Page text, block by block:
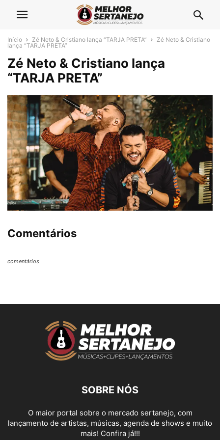
Início Zé Neto & Cristiano lança “TARJA PRETA”
Zé Neto & Cristiano
lança “TARJA PRETA”
Zé Neto & Cristiano lança
“TARJA PRETA”
Comentários
comentários
SOBRE NÓS
O maior portal sobre o mercado sertanejo, com
lançamento de artistas, músicas, agenda de shows e muito
mais! Confira já!!!